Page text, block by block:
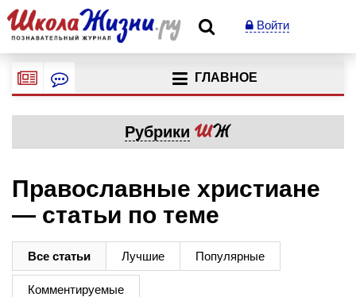
Войти
ГЛАВНОЕ
Рубрики
Православные христиане
— статьи по теме
Все статьи Лучшие Популярные
Комментируемые